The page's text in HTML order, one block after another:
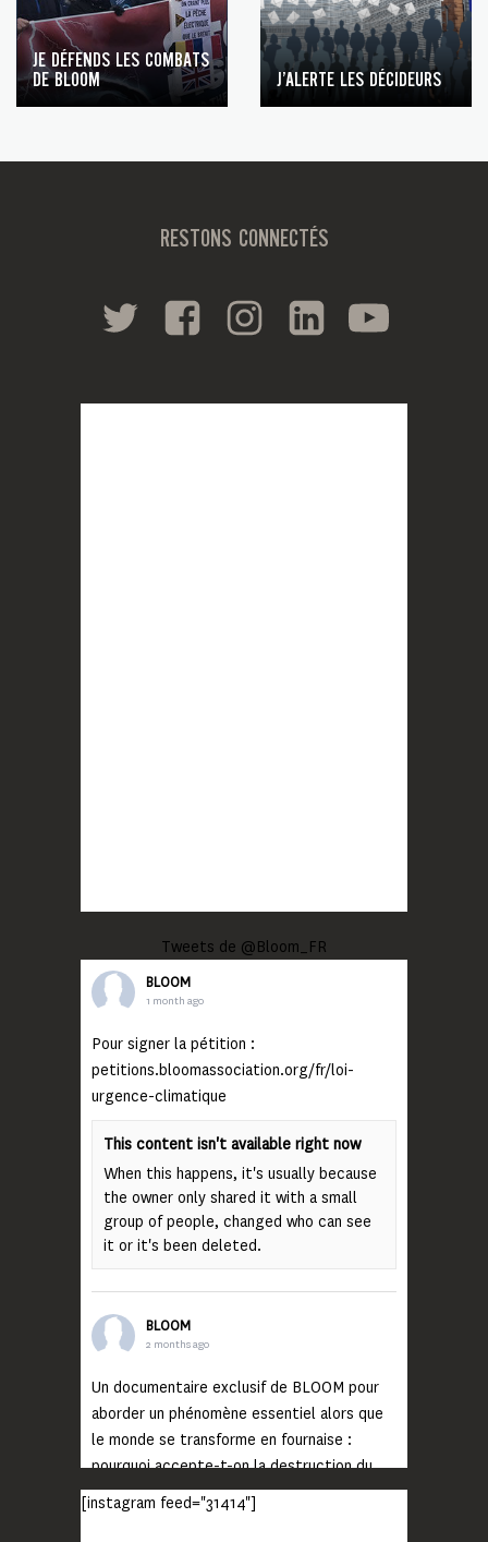
JE DÉFENDS LES COMBATS
DE BLOOM
J’ALERTE LES DÉCIDEURS
RESTONS CONNECTÉS
Tweets de @Bloom_FR
BLOOM
1 month ago
Pour signer la pétition :
petitions.bloomassociation.org/fr/loi-
urgence-climatique
This content isn't available right now
When this happens, it's usually because
the owner only shared it with a small
group of people, changed who can see
it or it's been deleted.
BLOOM
2 months ago
Un documentaire exclusif de BLOOM pour
aborder un phénomène essentiel alors que
le monde se transforme en fournaise :
pourquoi accepte-t-on la destruction du
monde ?
[instagram feed="31414"]